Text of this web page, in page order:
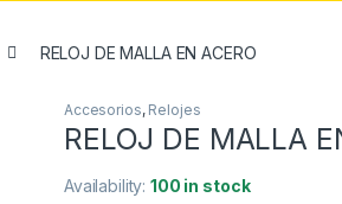
RELOJ DE MALLA EN ACERO
Accesorios, Relojes
RELOJ DE MALLA
Availability:100 in stock